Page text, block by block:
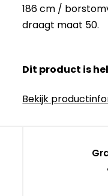
186 cm /
draagt maat 50.
Dit product is
Bekijk